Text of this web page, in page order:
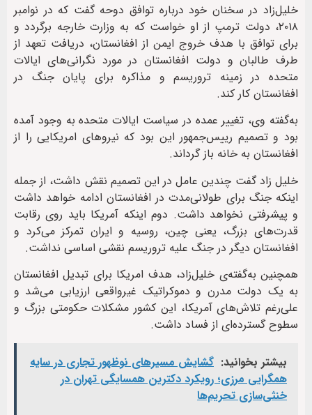
خلیل‌زاد در سخنان خود درباره‌ توافق دوحه گفت که در نوامبر
۲۰۱۸، دولت ترمپ از او خواست که به وزارت خارجه برگردد و
برای توافق با هدف خروج ایمن از افغانستان، دریافت تعهد از
طرف طالبان و دولت افغانستان در مورد نگرانی‌های ایالات
متحده در زمینه تروریسم و مذاکره برای پایان جنگ در
افغانستان کار کند.
به‌گفته‌ وی، تغییر عمده در سیاست ایالات متحده به وجود آمده
بود و تصمیم رییس‌جمهور این بود که نیروهای امریکایی را از
افغانستان به خانه باز گرداند.
خلیل زاد گفت چندین عامل در این تصمیم نقش داشت، از جمله
اینکه جنگ برای طولانی‌مدت در افغانستان ادامه خواهد داشت
و پیشرفتی نخواهد داشت. دوم اینکه آمریکا باید روی رقابت
قدرت‌های بزرگ، یعنی چین، روسیه و ایران تمرکز می‌کرد و
افغانستان دیگر در جنگ علیه تروریسم نقشی اساسی نداشت.
همچنین به‌گفته‌ی خلیل‌زاد، هدف امریکا برای تبدیل افغانستان
به یک دولت مدرن و دموکراتیک غیرواقعی ارزیابی می‌شد و
علی‌رغم تلاش‌های آمریکا، این کشور مشکلات حکومتی بزرگ و
سطوح گسترده‌ای از فساد داشت.
بیشتر بخوانید: گشایش مسیرهای نوظهور تجاری در سایه
همگرایی مرزی؛ رویکرد دکترین همسایگی تهران در
خنثی‌سازی تحریم‌ها